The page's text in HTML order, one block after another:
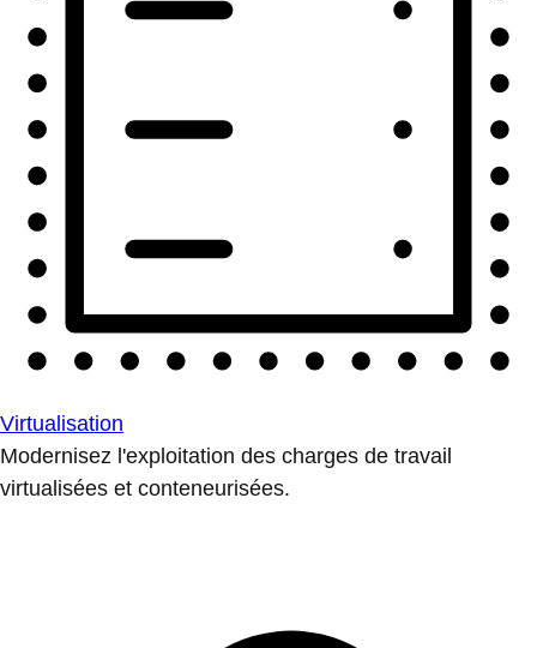
Virtualisation
Modernisez l'exploitation des charges de travail
virtualisées et conteneurisées.